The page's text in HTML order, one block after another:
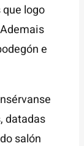
logo
e
datadas
salón